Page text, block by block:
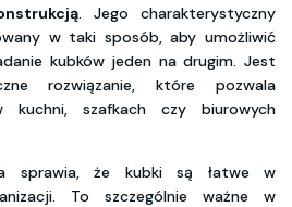
. Jego charakterystyczny
w taki sposób, aby umożliwić
kubków jeden na drugim. Jest
rozwiązanie, które pozwala
kuchni, szafkach czy biurowych
sprawia, że kubki są łatwe w
To szczególnie ważne w